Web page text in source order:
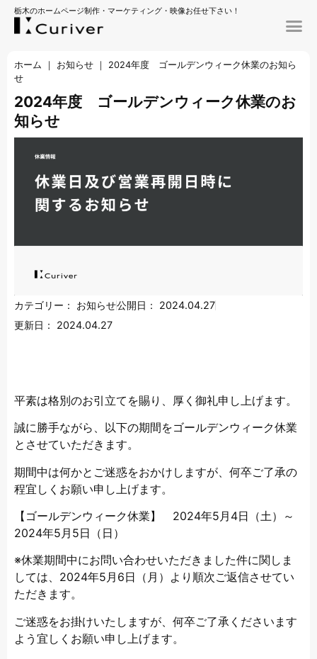
栃木のホームページ制作・マーケティング・映像お任せ下さい！
ホーム ｜ お知らせ ｜
2024年度 ゴールデンウィーク休業のお知ら
せ
2024年度 ゴールデンウィーク休業のお
知らせ
カテゴリー： お知らせ公開日：
2024.04.27
更新日：
2024.04.27
平素は格別のお引立てを賜り、厚く御礼申し上げます。
誠に勝手ながら、以下の期間をゴールデンウィーク休業
とさせていただきます。
期間中は何かとご迷惑をおかけしますが、何卒ご了承の
程宜しくお願い申し上げます。
【ゴールデンウィーク休業】 2024年5月4日（土）～
2024年5月5日（日）
※休業期間中にお問い合わせいただきました件に関しま
しては、2024年5月6日（月）より順次ご返信させてい
ただきます。
ご迷惑をお掛けいたしますが、何卒ご了承くださいます
よう宜しくお願い申し上げます。